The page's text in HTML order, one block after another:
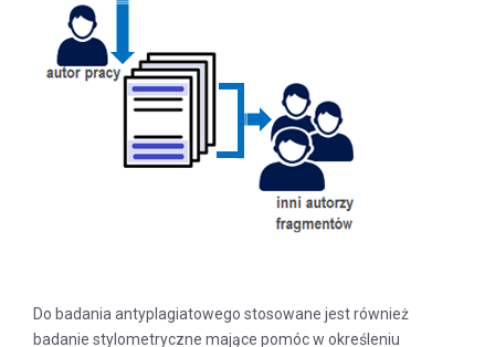
Do badania antyplagiatowego stosowane jest również
badanie stylometryczne mające pomóc w określeniu